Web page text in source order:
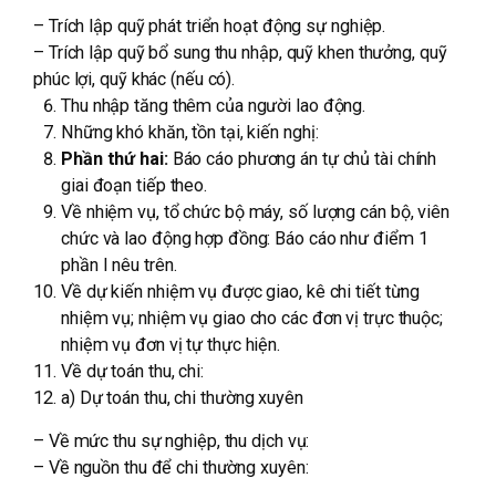
– Trích lập quỹ phát triển hoạt động sự nghiệp.
– Trích lập quỹ bổ sung thu nhập, quỹ khen thưởng, quỹ
phúc lợi, quỹ khác (nếu có).
Thu nhập tăng thêm của người lao động.
Những khó khăn, tồn tại, kiến nghị:
Phần thứ hai: Báo cáo phương án tự chủ tài chính
giai đoạn tiếp theo.
Về nhiệm vụ, tổ chức bộ máy, số lượng cán bộ, viên
chức và lao động hợp đồng: Báo cáo như điểm 1
phần I nêu trên.
Về dự kiến nhiệm vụ được giao, kê chi tiết từng
nhiệm vụ; nhiệm vụ giao cho các đơn vị trực thuộc;
nhiệm vụ đơn vị tự thực hiện.
Về dự toán thu, chi:
a) Dự toán thu, chi thường xuyên
– Về mức thu sự nghiệp, thu dịch vụ:
– Về nguồn thu để chi thường xuyên: